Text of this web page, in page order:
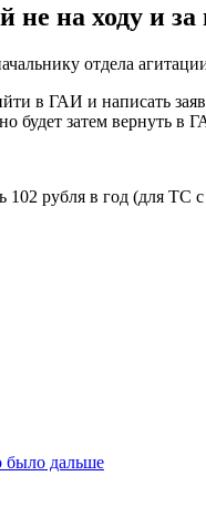
не на ходу и за
отдела
в ГАИ и написать
затем вернуть
рубля в год (для
было дальше